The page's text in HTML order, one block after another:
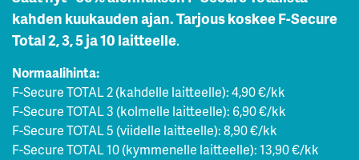
kahden kuukauden ajan. Tarjous koskee F-Secure
Total 2, 3, 5 ja 10 laitteelle.
Normaalihinta:
F-Secure TOTAL 2 (kahdelle laitteelle): 4,90 €/kk
F-Secure TOTAL 3 (kolmelle laitteelle): 6,90 €/kk
F-Secure TOTAL 5 (viidelle laitteelle): 8,90 €/kk
F-Secure TOTAL 10 (kymmenelle laitteelle): 13,90 €/kk